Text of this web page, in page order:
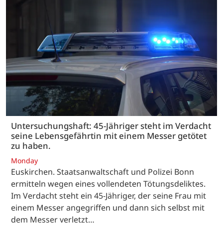
Untersuchungshaft: 45-Jähriger steht im Verdacht
seine Lebensgefährtin mit einem Messer getötet
zu haben.
Monday
Euskirchen. Staatsanwaltschaft und Polizei Bonn
ermitteln wegen eines vollendeten Tötungsdeliktes.
Im Verdacht steht ein 45-Jähriger, der seine Frau mit
einem Messer angegriffen und dann sich selbst mit
dem Messer verletzt…